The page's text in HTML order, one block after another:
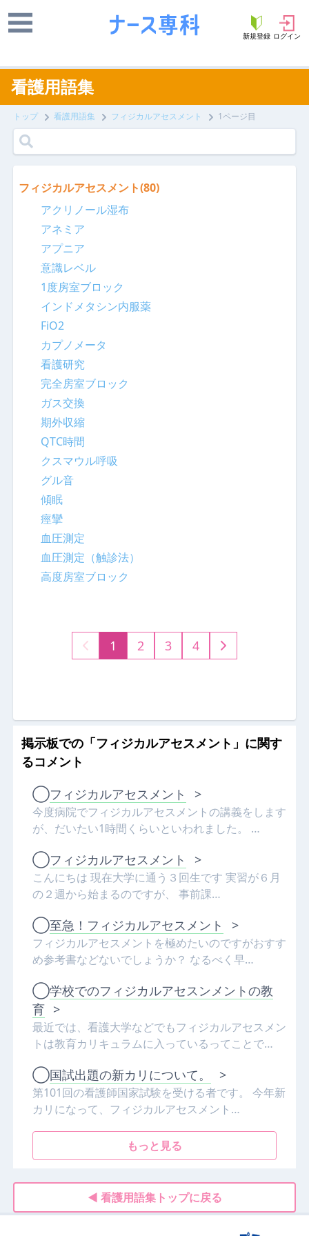
新規登録 ログイン
看護用語集
トップ 看護用語集 フィジカルアセスメント 1ページ目
フィジカルアセスメント(80)
アクリノール湿布
アネミア
アプニア
意識レベル
1度房室ブロック
インドメタシン内服薬
FiO2
カプノメータ
看護研究
完全房室ブロック
ガス交換
期外収縮
QTC時間
クスマウル呼吸
グル音
傾眠
痙攣
血圧測定
血圧測定（触診法）
高度房室ブロック
1 2 3 4
掲示板での「フィジカルアセスメント」に関す
るコメント
◯フィジカルアセスメント >
今度病院でフィジカルアセスメントの講義をします
が、だいたい1時間くらいといわれました。 …
◯フィジカルアセスメント >
こんにちは 現在大学に通う３回生です 実習が６月
の２週から始まるのですが、 事前課…
◯至急！フィジカルアセスメント >
フィジカルアセスメントを極めたいのですがおすす
め参考書などないでしょうか？ なるべく早…
◯学校でのフィジカルアセスンメントの教
育 >
最近では、看護大学などでもフィジカルアセスメン
トは教育カリキュラムに入っているってことで…
◯国試出題の新カリについて。 >
第101回の看護師国家試験を受ける者です。 今年新
カリになって、フィジカルアセスメント…
もっと見る
◀ 看護用語集トップに戻る